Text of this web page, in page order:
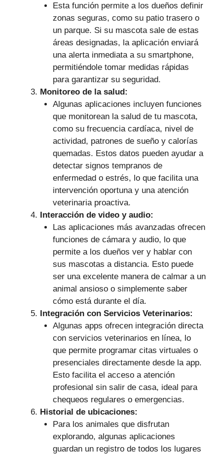
Esta función permite a los dueños definir
zonas seguras, como su patio trasero o
un parque. Si su mascota sale de estas
áreas designadas, la aplicación enviará
una alerta inmediata a su smartphone,
permitiéndole tomar medidas rápidas
para garantizar su seguridad.
Monitoreo de la salud:
Algunas aplicaciones incluyen funciones
que monitorean la salud de tu mascota,
como su frecuencia cardíaca, nivel de
actividad, patrones de sueño y calorías
quemadas. Estos datos pueden ayudar a
detectar signos tempranos de
enfermedad o estrés, lo que facilita una
intervención oportuna y una atención
veterinaria proactiva.
Interacción de video y audio:
Las aplicaciones más avanzadas ofrecen
funciones de cámara y audio, lo que
permite a los dueños ver y hablar con
sus mascotas a distancia. Esto puede
ser una excelente manera de calmar a un
animal ansioso o simplemente saber
cómo está durante el día.
Integración con Servicios Veterinarios:
Algunas apps ofrecen integración directa
con servicios veterinarios en línea, lo
que permite programar citas virtuales o
presenciales directamente desde la app.
Esto facilita el acceso a atención
profesional sin salir de casa, ideal para
chequeos regulares o emergencias.
Historial de ubicaciones:
Para los animales que disfrutan
explorando, algunas aplicaciones
guardan un registro de todos los lugares